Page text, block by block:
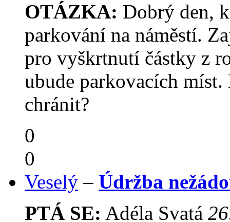
OTÁZKA: Dobrý den,
parkování na náměstí.
pro vyškrtnutí částky z
ubude parkovacích míst.
chránit?
0
0
Veselý – Údržba
PTÁ SE: Adéla Svatá